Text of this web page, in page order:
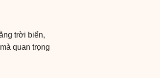
trời biển,
quan trọng